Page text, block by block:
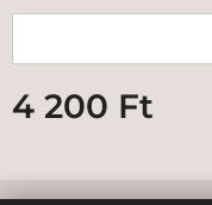
4 200 Ft